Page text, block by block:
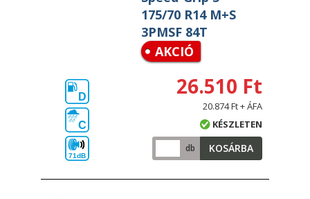
175/70 R14 M+S
3PMSF 84T
AKCIÓ
D
C
71dB
26.510 Ft
20.874 Ft + ÁFA
KÉSZLETEN
db KOSÁRBA